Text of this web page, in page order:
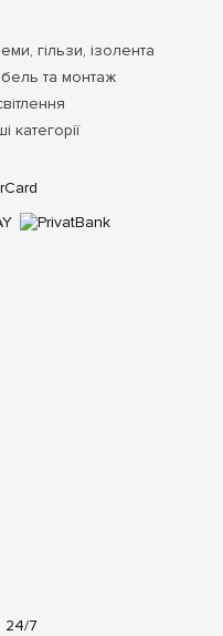
24/7
гільзи, ізолента
та монтаж
категорії